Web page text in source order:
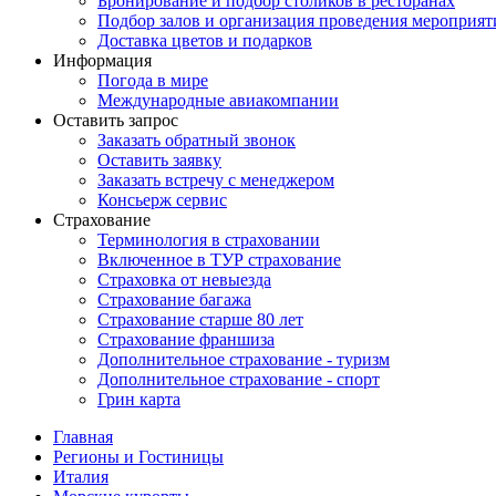
Подбор залов и организация проведения
Доставка цветов и подарков
Информация
Погода в мире
Международные авиакомпании
Оставить запрос
Заказать обратный звонок
Оставить заявку
Заказать встречу с менеджером
Консьерж сервис
Страхование
Терминология в страховании
Включенное в ТУР страхование
Страховка от невыезда
Страхование багажа
Страхование старше 80 лет
Страхование франшиза
Дополнительное страхование - туризм
Дополнительное страхование - спорт
Грин карта
Главная
Регионы и Гостиницы
Италия